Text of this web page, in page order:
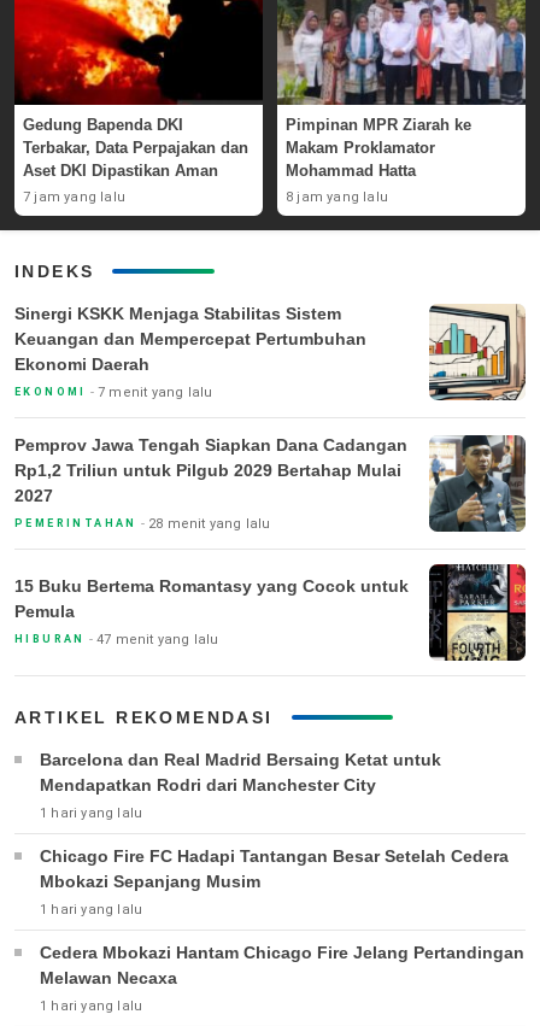
Gedung Bapenda DKI
Terbakar, Data Perpajakan dan
Aset DKI Dipastikan Aman
7 jam yang lalu
Pimpinan MPR Ziarah ke
Makam Proklamator
Mohammad Hatta
8 jam yang lalu
INDEKS
Sinergi KSKK Menjaga Stabilitas Sistem
Keuangan dan Mempercepat Pertumbuhan
Ekonomi Daerah
EKONOMI 7 menit yang lalu
Pemprov Jawa Tengah Siapkan Dana Cadangan
Rp1,2 Triliun untuk Pilgub 2029 Bertahap Mulai
2027
PEMERINTAHAN 28 menit yang lalu
15 Buku Bertema Romantasy yang Cocok untuk
Pemula
HIBURAN 47 menit yang lalu
ARTIKEL REKOMENDASI
Barcelona dan Real Madrid Bersaing Ketat untuk
Mendapatkan Rodri dari Manchester City
1 hari yang lalu
Chicago Fire FC Hadapi Tantangan Besar Setelah Cedera
Mbokazi Sepanjang Musim
1 hari yang lalu
Cedera Mbokazi Hantam Chicago Fire Jelang Pertandingan
Melawan Necaxa
1 hari yang lalu